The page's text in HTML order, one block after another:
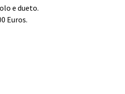
e dueto.
Euros.